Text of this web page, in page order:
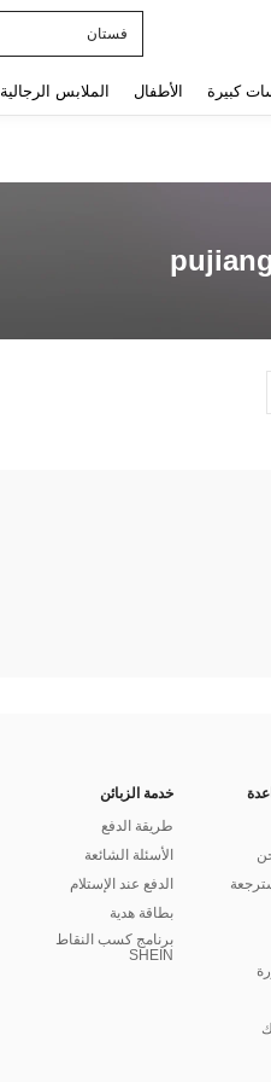
فستان
كبيرة الأطفال الملابس الرجالية
خدمة الزبائن
طريقة الدفع
الأسئلة الشائعة
الدفع عند الإستلام
بطاقة هدية
برنامج كسب النقاط
SHEIN